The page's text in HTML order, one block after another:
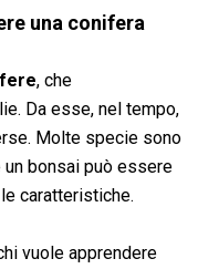
una conifera
, che
Da esse, nel tempo,
Molte specie sono
bonsai può essere
caratteristiche.
vuole apprendere